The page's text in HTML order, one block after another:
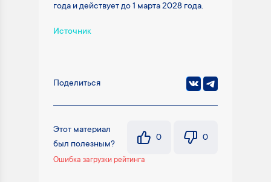
года и действует до 1 марта 2028 года.
Источник
Поделиться
Этот материал
был полезным?
0 0
Ошибка загрузки рейтинга